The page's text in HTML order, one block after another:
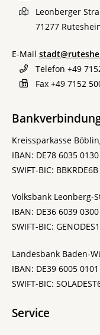
Leonberger
71277
E-Mail
Telefon +49
Fax +49 7152
Kreissparkasse
IBAN: DE78 6035
SWIFT-BIC: BBKRDE6B
Volksbank Leonberg-
IBAN: DE36 6039
SWIFT-BIC:
Landesbank Baden-
IBAN: DE39 6005
SWIFT-BIC:
Service